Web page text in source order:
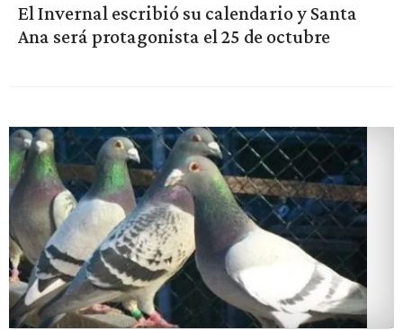
El Invernal escribió su calendario y Santa
Ana será protagonista el 25 de octubre